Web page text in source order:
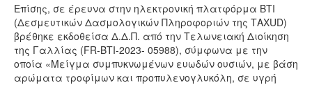
Επίσης, σε έρευνα στην ηλεκτρονική πλατφόρμα BTI
(Δεσμευτικών Δασμολογικών Πληροφοριών της ΤΑXUD)
βρέθηκε εκδοθείσα Δ.Δ.Π. από την Τελωνειακή Διοίκηση
της Γαλλίας (FR-BTI-2023- 05988), σύμφωνα με την
οποία «Μείγμα συμπυκνωμένων ευωδών ουσιών, με βάση
αρώματα τροφίμων και προπυλενογλυκόλη, σε υγρή